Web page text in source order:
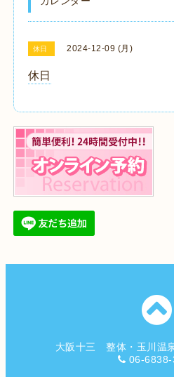
休日 2024-12-09 (月)
休日
大阪十三 整体・玉川温
06-